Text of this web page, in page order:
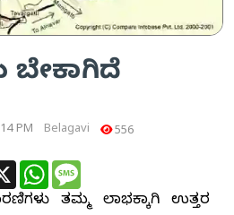
PM Belagavi 556
X WhatsApp
ತಮ್ಮ ಲಾಭಕ್ಕಾಗಿ ಉತ್ತರ